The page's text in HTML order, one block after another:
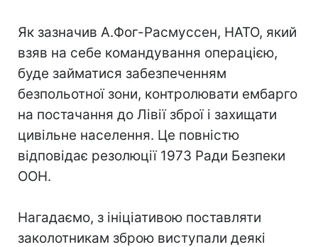
Як зазначив А.Фог-Расмуссен, НАТО, який
взяв на себе командування операцією,
буде займатися забезпеченням
безпольотної зони, контролювати ембарго
на постачання до Лівії зброї і захищати
цивільне населення. Це повністю
відповідає резолюції 1973 Ради Безпеки
ООН.
Нагадаємо, з ініціативою поставляти
заколотникам зброю виступали деякі